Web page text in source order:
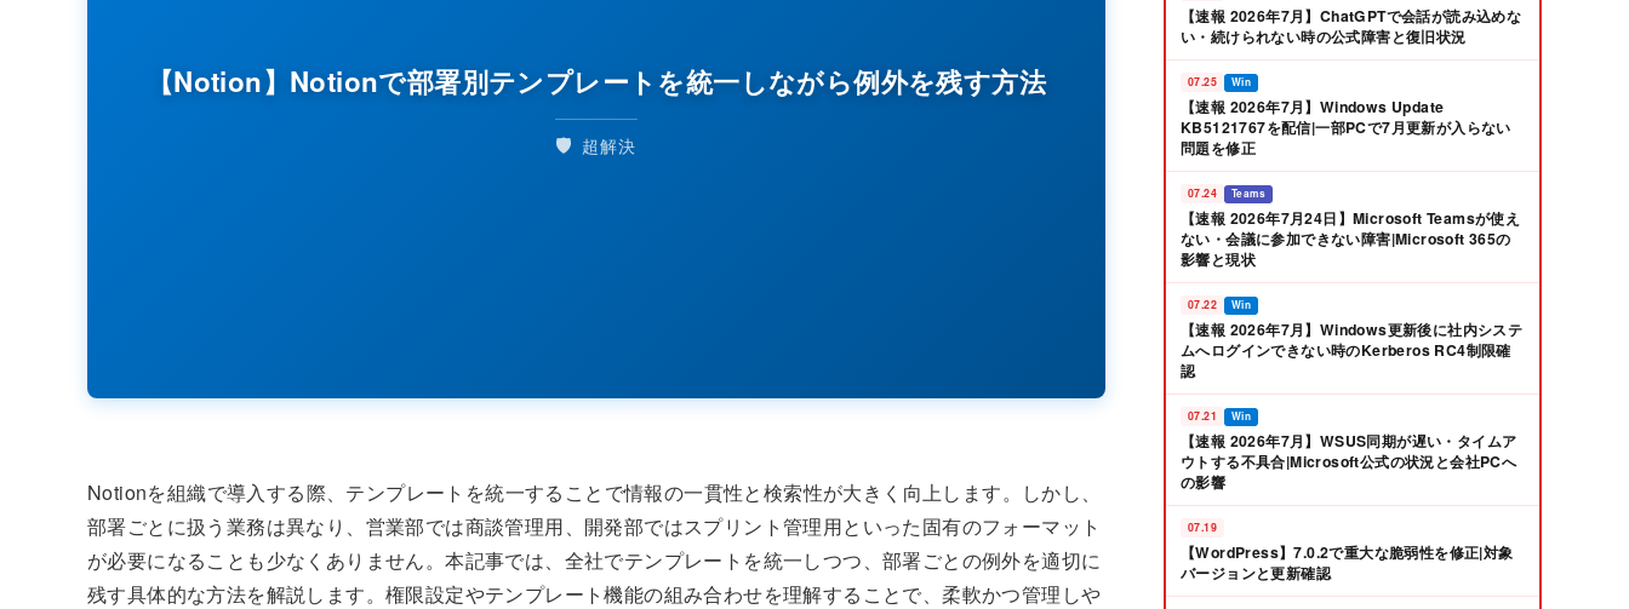
【Notion】Notionで部署別テンプレートを統一しながら例外を残す方法
🛡️ 超解決
Notionを組織で導入する際、テンプレートを統一することで情報の一貫性と検索性が大きく向上します。しかし、
部署ごとに扱う業務は異なり、営業部では商談管理用、開発部ではスプリント管理用といった固有のフォーマット
が必要になることも少なくありません。本記事では、全社でテンプレートを統一しつつ、部署ごとの例外を適切に
残す具体的な方法を解説します。権限設定やテンプレート機能の組み合わせを理解することで、柔軟かつ管理しや
【速報 2026年7月】ChatGPTで会話が読み込めな
い・続けられない時の公式障害と復旧状況
07.25 Win
【速報 2026年7月】Windows Update
KB5121767を配信|一部PCで7月更新が入らない
問題を修正
07.24 Teams
【速報 2026年7月24日】Microsoft Teamsが使え
ない・会議に参加できない障害|Microsoft 365の
影響と現状
07.22 Win
【速報 2026年7月】Windows更新後に社内システ
ムへログインできない時のKerberos RC4制限確
認
07.21 Win
【速報 2026年7月】WSUS同期が遅い・タイムア
ウトする不具合|Microsoft公式の状況と会社PCへ
の影響
07.19
【WordPress】7.0.2で重大な脆弱性を修正|対象
バージョンと更新確認